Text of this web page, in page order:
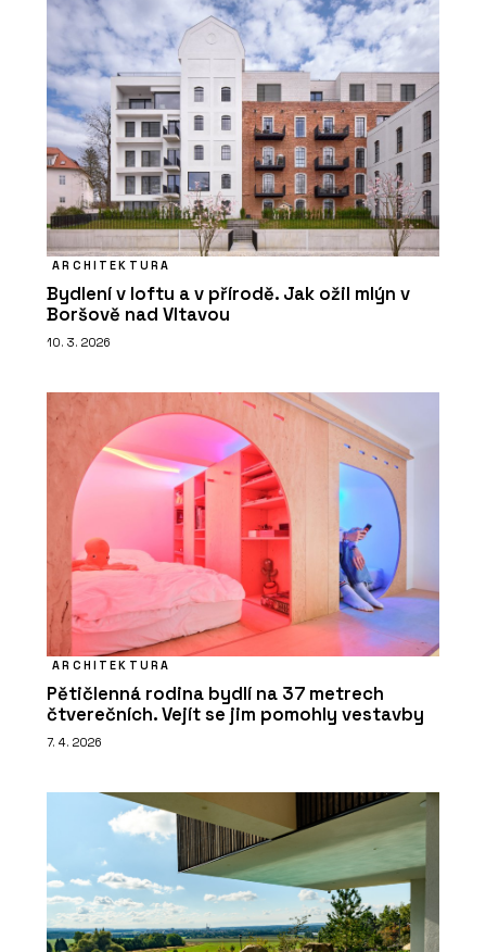
ARCHITEKTURA
Bydlení v loftu a v přírodě. Jak ožil mlýn v
Boršově nad Vltavou
10. 3. 2026
ARCHITEKTURA
Pětičlenná rodina bydlí na 37 metrech
čtverečních. Vejít se jim pomohly vestavby
7. 4. 2026